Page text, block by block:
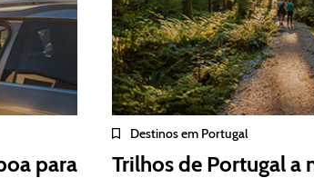
para
Destinos em Portugal
Trilhos de Portugal a